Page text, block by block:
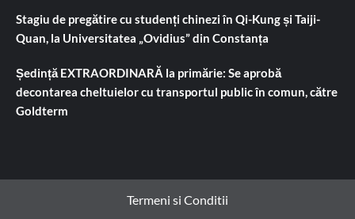
Stagiu de pregătire cu studenți chinezi în Qi-Kung și Taiji-
Quan, la Universitatea „Ovidius” din Constanța
Ședință EXTRAORDINARĂ la primărie: Se aprobă
decontarea cheltuielor cu transportul public în comun, către
Goldterm
Termeni si Conditii